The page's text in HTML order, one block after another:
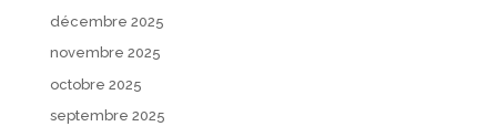
décembre 2025
novembre 2025
octobre 2025
septembre 2025